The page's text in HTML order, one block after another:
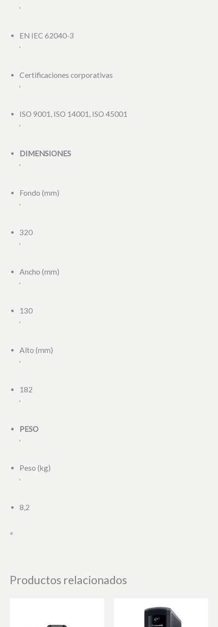
‘
EN IEC 62040-3
‘
Certificaciones corporativas
‘
ISO 9001, ISO 14001, ISO 45001
‘
DIMENSIONES
‘
Fondo (mm)
‘
320
‘
Ancho (mm)
‘
130
‘
Alto (mm)
‘
182
‘
PESO
‘
Peso (kg)
‘
8,2
«
Productos relacionados